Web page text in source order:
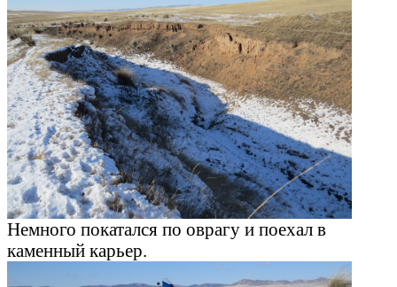
Немного покатался по оврагу и поехал в
каменный карьер.